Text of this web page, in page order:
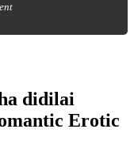
didilai
Erotic